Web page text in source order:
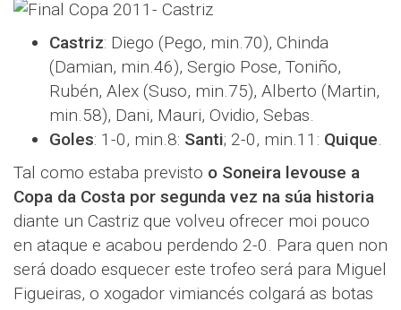
Castriz: Diego (Pego, min.70), Chinda
(Damian, min.46), Sergio Pose, Toniño,
Rubén, Alex (Suso, min.75), Alberto (Martin,
min.58), Dani, Mauri, Ovidio, Sebas.
Goles: 1-0, min.8: Santi; 2-0, min.11: Quique.
Tal como estaba previsto o Soneira levouse a
Copa da Costa por segunda vez na súa historia
diante un Castriz que volveu ofrecer moi pouco
en ataque e acabou perdendo 2-0. Para quen non
será doado esquecer este trofeo será para Miguel
Figueiras, o xogador vimiancés colgará as botas